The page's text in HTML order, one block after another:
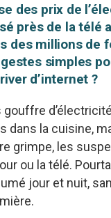
des prix de
près de la télé
des millions de
simples
d’internet ?
gouffre
dans la cuisine,
grimpe, les
ou la télé.
jour et nuit,